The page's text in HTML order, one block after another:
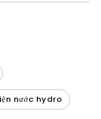
nước hydro